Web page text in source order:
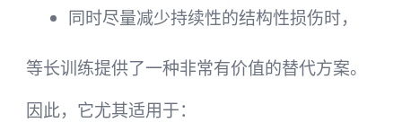
同时尽量减少持续性的结构性损伤时，
等长训练提供了一种非常有价值的替代方案。
因此，它尤其适用于：